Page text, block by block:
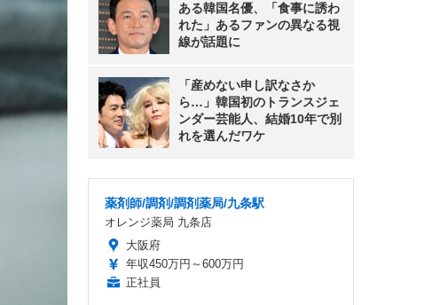
ある韓国名優、「食事に誘わ
れた」あるファンの異なる視
線が話題に
「産めない申し訳なさか
ら…」韓国初のトランスジェ
ンダー芸能人、結婚10年で別
れを選んだワケ
薬剤師/調剤/調剤薬局/九条駅
オレンジ薬局 九条店
大阪府
年収450万円～600万円
正社員